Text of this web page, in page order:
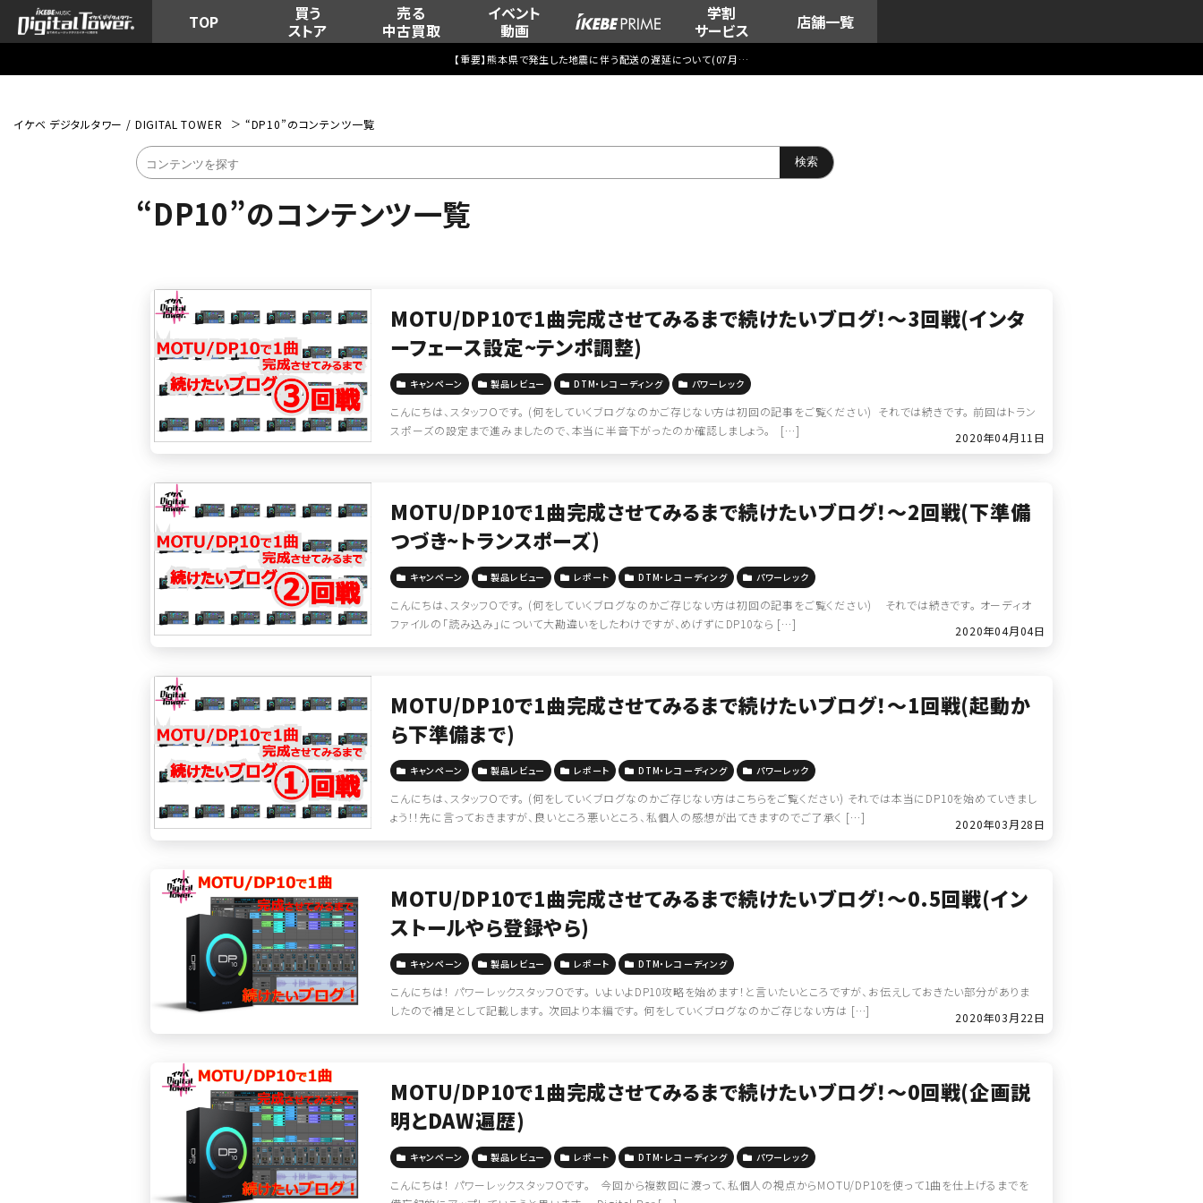
TOP
買う
ストア
売る
中古買取
イベント
動画
学割
サービス
店舗一覧
【重要】熊本県で発生した地震に伴う配送の遅延について(07月29日
イケベ デジタルタワー / DIGITAL TOWER “DP10”のコンテンツ一覧
“DP10”のコンテンツ一覧
MOTU/DP10で1曲完成させてみるまで続けたいブログ！～3回戦(インタ
ーフェース設定~テンポ調整)
キャンペーン 製品レビュー DTM・レコーディング パワーレック
こんにちは、スタッフOです。 (何をしていくブログなのかご存じない方は初回の記事をご覧ください) それでは続きです。 前回はトラン
スポーズの設定まで進みましたので、本当に半音下がったのか確認しましょう。 […]
2020年04月11日
MOTU/DP10で1曲完成させてみるまで続けたいブログ！～2回戦(下準備
つづき~トランスポーズ)
キャンペーン 製品レビュー レポート DTM・レコーディング パワーレック
こんにちは、スタッフOです。 (何をしていくブログなのかご存じない方は初回の記事をご覧ください) それでは続きです。 オーディオ
ファイルの「読み込み」について大勘違いをしたわけですが、めげずにDP10なら […]
2020年04月04日
MOTU/DP10で1曲完成させてみるまで続けたいブログ！～1回戦(起動か
ら下準備まで)
キャンペーン 製品レビュー レポート DTM・レコーディング パワーレック
こんにちは、スタッフOです。 (何をしていくブログなのかご存じない方はこちらをご覧ください) それでは本当にDP10を始めていきまし
ょう！！先に言っておきますが、良いところ悪いところ、私個人の感想が出てきますのでご了承く […]
2020年03月28日
MOTU/DP10で1曲完成させてみるまで続けたいブログ！～0.5回戦(イン
ストールやら登録やら)
キャンペーン 製品レビュー レポート DTM・レコーディング
こんにちは！ パワーレックスタッフOです。 いよいよDP10攻略を始めます！と言いたいところですが、お伝えしておきたい部分がありま
したので補足として記載します。 次回より本編です。 何をしていくブログなのかご存じない方は […]
2020年03月22日
MOTU/DP10で1曲完成させてみるまで続けたいブログ！～0回戦(企画説
明とDAW遍歴)
キャンペーン 製品レビュー レポート DTM・レコーディング パワーレック
こんにちは！ パワーレックスタッフOです。 今回から複数回に渡って、私個人の視点からMOTU/DP10を使って1曲を仕上げるまでを